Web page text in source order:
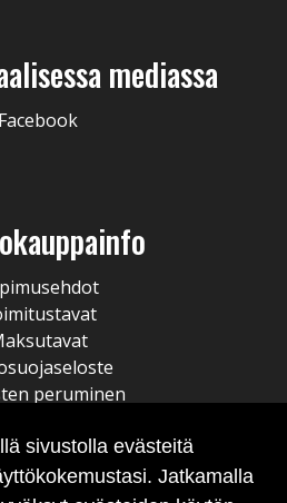
mediassa
Facebook
peruminen
sivustolla evästeitä
Jatkamalla